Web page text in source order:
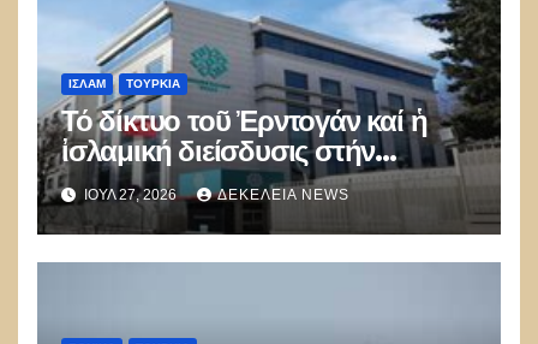
ΙΣΛΑΜ ΤΟΥΡΚΊΑ
Τό δίκτυο τοῦ Ἐρντογάν καί ἡ
ἰσλαμική διείσδυσις στήν
Εὐρώπη
ΙΟΎΛ 27, 2026 ΔΕΚΈΛΕΙΑ NEWS